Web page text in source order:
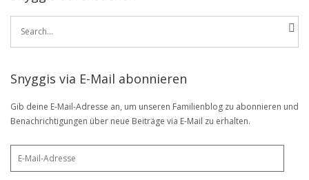
Search
Snyggis via E-Mail abonnieren
Gib deine E-Mail-Adresse an, um unseren Familienblog zu abonnieren und
Benachrichtigungen über neue Beiträge via E-Mail zu erhalten.